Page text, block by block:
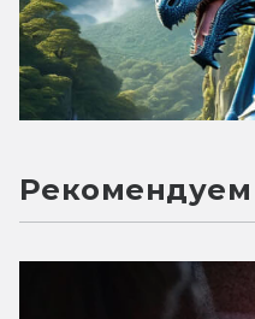
Рекомендуем